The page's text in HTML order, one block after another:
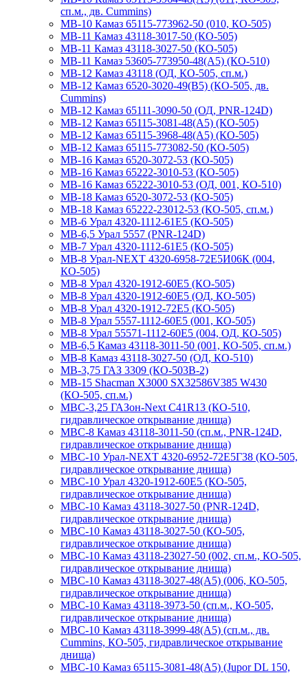
сп.м., дв. Cummins)
МВ-10 Камаз 65115-773962-50 (010, КО-505)
МВ-11 Камаз 43118-3017-50 (КО-505)
МВ-11 Камаз 43118-3027-50 (КО-505)
МВ-11 Камаз 53605-773950-48(A5) (КО-510)
МВ-12 Камаз 43118 (ОД, КО-505, сп.м.)
МВ-12 Камаз 6520-3020-49(B5) (КО-505, дв.
Cummins)
МВ-12 Камаз 65111-3090-50 (ОД, PNR-124D)
МВ-12 Камаз 65115-3081-48(А5) (КО-505)
МВ-12 Камаз 65115-3968-48(A5) (КО-505)
МВ-12 Камаз 65115-773082-50 (КО-505)
МВ-16 Камаз 6520-3072-53 (КО-505)
МВ-16 Камаз 65222-3010-53 (КО-505)
МВ-16 Камаз 65222-3010-53 (ОД, 001, КО-510)
МВ-18 Камаз 6520-3072-53 (КО-505)
МВ-18 Камаз 65222-23012-53 (КО-505, сп.м.)
МВ-6 Урал 4320-1112-61Е5 (КО-505)
МВ-6,5 Урал 5557 (PNR-124D)
МВ-7 Урал 4320-1112-61Е5 (КО-505)
МВ-8 Урал-NEXT 4320-6958-72Е5И06К (004,
КО-505)
МВ-8 Урал 4320-1912-60Е5 (КО-505)
МВ-8 Урал 4320-1912-60Е5 (ОД, КО-505)
МВ-8 Урал 4320-1912-72Е5 (КО-505)
МВ-8 Урал 5557-1112-60Е5 (001, КО-505)
МВ-8 Урал 55571-1112-60Е5 (004, ОД, КО-505)
МВ-6,5 Камаз 43118-3011-50 (001, КО-505, сп.м.)
МВ-8 Камаз 43118-3027-50 (ОД, КО-510)
МВ-3,75 ГАЗ 3309 (КО-503В-2)
МВ-15 Shacman X3000 SX32586V385 W430
(КО-505, сп.м.)
МВС-3,25 ГАЗон-Next C41R13 (КО-510,
гидравлическое открывание днища)
МВС-8 Камаз 43118-3011-50 (сп.м., PNR-124D,
гидравлическое открывание днища)
МВС-10 Урал-NEXT 4320-6952-72Е5Г38 (КО-505,
гидравлическое открывание днища)
МВС-10 Урал 4320-1912-60Е5 (КО-505,
гидравлическое открывание днища)
МВС-10 Камаз 43118-3027-50 (PNR-124D,
гидравлическое открывание днища)
МВС-10 Камаз 43118-3027-50 (КО-505,
гидравлическое открывание днища)
МВС-10 Камаз 43118-23027-50 (002, сп.м., КО-505,
гидравлическое открывание днища)
МВС-10 Камаз 43118-3027-48(А5) (006, КО-505,
гидравлическое открывание днища)
МВС-10 Камаз 43118-3973-50 (сп.м., КО-505,
гидравлическое открывание днища)
МВС-10 Камаз 43118-3999-48(А5) (сп.м., дв.
Cummins, КО-505, гидравлическое открывание
днища)
МВС-10 Камаз 65115-3081-48(А5) (Jupor DL 150,